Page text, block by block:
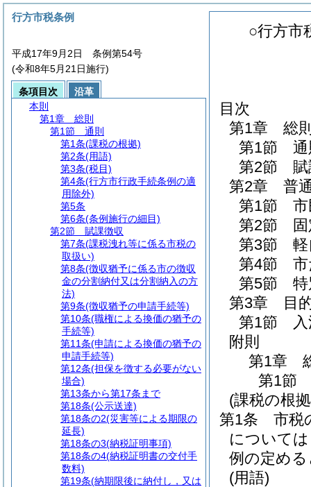
○行方市
目次
第1章
総
第1節
第2節
第2章
普
第1節
第2節
第3節
第4節
第5節
第3章
目
第1節
附則
第1章
第1節
(課税の根
第1条
市税
について
例の定め
(用語)
行方市税条例
平成17年9月2日 条例第54号
(令和8年5月21日施行)
条項目次
沿革
本則
第1章
総則
第1節
通則
第1条(課税の根拠)
第2条(用語)
第3条(税目)
第4条(行方市行政手続条例の適
用除外)
第5条
第6条(条例施行の細目)
第2節
賦課徴収
第7条(課税洩れ等に係る市税の
取扱い)
第8条(徴収猶予に係る市の徴収
金の分割納付又は分割納入の方
法)
第9条(徴収猶予の申請手続等)
第10条(職権による換価の猶予の
手続等)
第11条(申請による換価の猶予の
申請手続等)
第12条(担保を徴する必要がない
場合)
第13条から第17条まで
第18条(公示送達)
第18条の2(災害等による期限の
延長)
第18条の3(納税証明事項)
第18条の4(納税証明書の交付手
数料)
第19条(納期限後に納付し，又は